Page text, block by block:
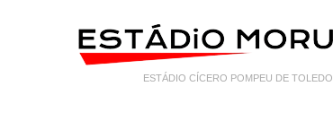
ESTÁDIO CÍCERO POMPEU DE TOLEDO